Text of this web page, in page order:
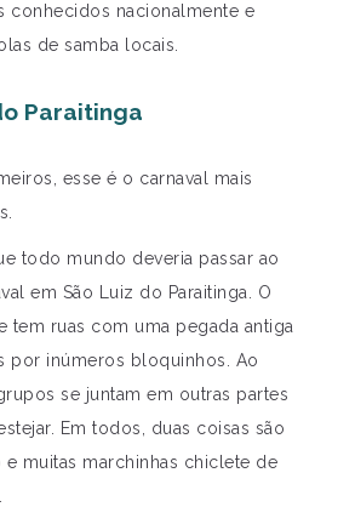
conhecidos nacionalmente e
de samba locais.
Paraitinga
esse é o carnaval mais
todo mundo deveria passar ao
em São Luiz do Paraitinga. O
tem ruas com uma pegada antiga
por inúmeros bloquinhos. Ao
se juntam em outras partes
Em todos, duas coisas são
e muitas marchinhas chiclete de